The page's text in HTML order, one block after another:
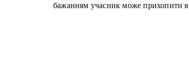
бажанням учасник може прихопити